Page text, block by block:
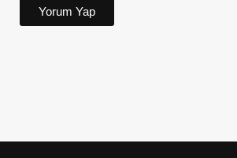
Yorum Yap